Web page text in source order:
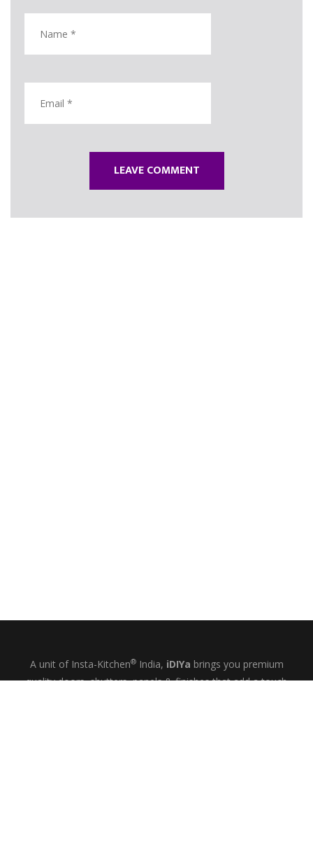
A unit of Insta-Kitchen®India, iDIYa brings you premium
quality doors, shutters, panels & finishes that add a touch